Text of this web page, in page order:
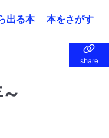
出る本 本をさがす
share
share